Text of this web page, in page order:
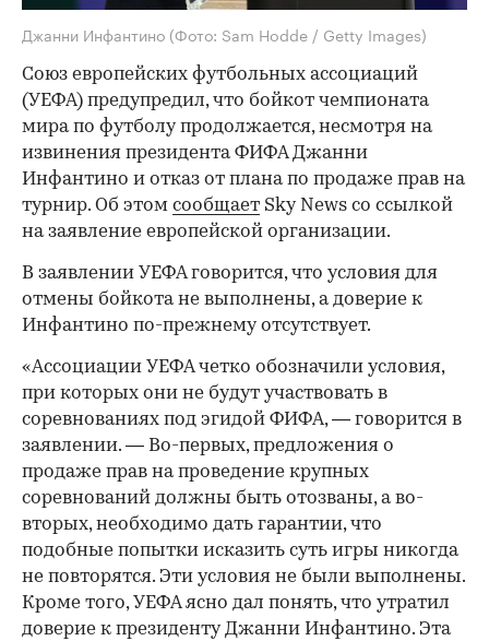
Джанни Инфантино (Фото: Sam Hodde / Getty Images)
Союз европейских футбольных ассоциаций
(УЕФА) предупредил, что бойкот чемпионата
мира по футболу продолжается, несмотря на
извинения президента ФИФА Джанни
Инфантино и отказ от плана по продаже прав на
турнир. Об этом сообщает Sky News со ссылкой
на заявление европейской организации.
В заявлении УЕФА говорится, что условия для
отмены бойкота не выполнены, а доверие к
Инфантино по-прежнему отсутствует.
«Ассоциации УЕФА четко обозначили условия,
при которых они не будут участвовать в
соревнованиях под эгидой ФИФА, — говорится в
заявлении. — Во-первых, предложения о
продаже прав на проведение крупных
соревнований должны быть отозваны, а во-
вторых, необходимо дать гарантии, что
подобные попытки исказить суть игры никогда
не повторятся. Эти условия не были выполнены.
Кроме того, УЕФА ясно дал понять, что утратил
доверие к президенту Джанни Инфантино. Эта